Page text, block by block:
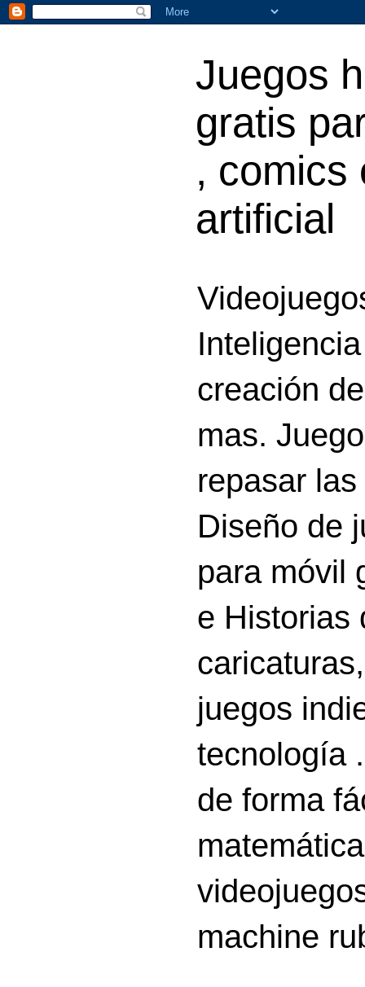
Juegos
gratis
, comics
artificial
creación
mas.
repasar
Diseño de
para móvil
e Historias
juegos
tecnología
de forma
machine